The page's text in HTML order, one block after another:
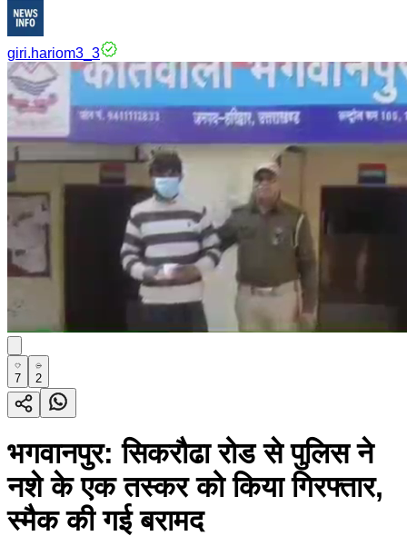
giri.hariom3_3
7 2
भगवानपुर: सिकरौढा रोड से पुलिस ने
नशे के एक तस्कर को किया गिरफ्तार,
स्मैक की गई बरामद